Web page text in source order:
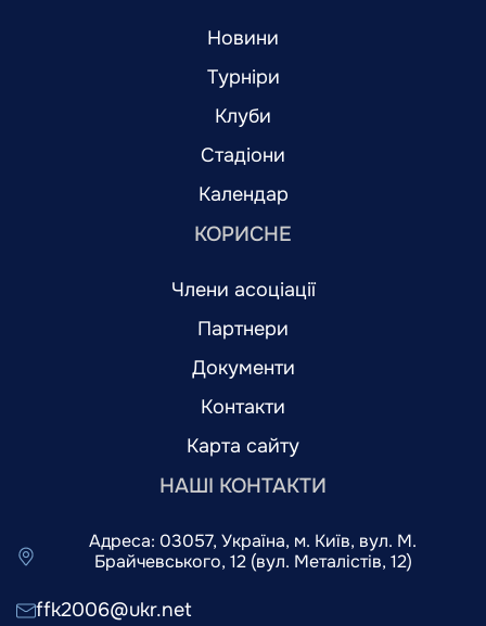
Новини
Турніри
Клуби
Стадіони
Календар
КОРИСНЕ
Члени асоціації
Партнери
Документи
Контакти
Карта сайту
НАШІ КОНТАКТИ
Адреса: 03057, Україна, м. Київ, вул. М.
Брайчевського, 12 (вул. Металістів, 12)
ffk2006@ukr.net